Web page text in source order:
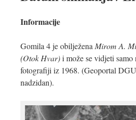
Informacije
Gomila 4 je obilježena Mirom A.
(Otok Hvar)i može se vidjeti samo
fotografiji iz 1968. (Geoportal
nadzidan).